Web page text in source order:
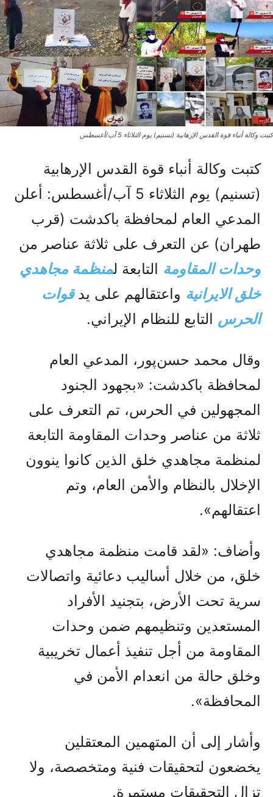
كتبت وكالة أنباء قوة القدس الإرهابية (تسنيم) يوم الثلاثاء 5 آب/أغسطس
كتبت وكالة أنباء قوة القدس الإرهابية
(تسنيم) يوم الثلاثاء 5 آب/أغسطس: أعلن
المدعي العام لمحافظة باكدشت (قرب
طهران) عن التعرف على ثلاثة عناصر من
وحدات المقاومة التابعة لمنظمة مجاهدي
خلق الایرانیة واعتقالهم على يدقوات
الحرس التابع للنظام الإيراني.
وقال محمد حسن‌پور، المدعي العام
لمحافظة باكدشت: «بجهود الجنود
المجهولين في الحرس، تم التعرف على
ثلاثة من عناصر وحدات المقاومة التابعة
لمنظمة مجاهدي خلق الذين كانوا ينوون
الإخلال بالنظام والأمن العام، وتم
اعتقالهم».
وأضاف: «لقد قامت منظمة مجاهدي
خلق، من خلال أساليب دعائية واتصالات
سرية تحت الأرض، بتجنيد الأفراد
المستعدين وتنظيمهم ضمن وحدات
المقاومة من أجل تنفيذ أعمال تخريبية
وخلق حالة من انعدام الأمن في
المحافظة».
وأشار إلى أن المتهمين المعتقلين
يخضعون لتحقيقات فنية ومتخصصة، ولا
تزال التحقيقات مستمرة.